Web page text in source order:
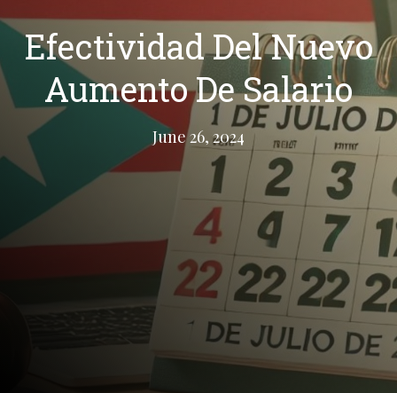
Efectividad Del Nuevo
Aumento De Salario
June 26, 2024